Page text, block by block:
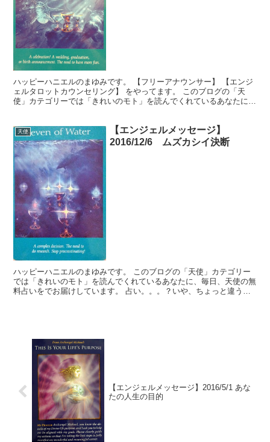
ハッピーハニエルのまゆみです。 【フリーアナウンサー】 【エンジ
ェルタロットカウンセリング】 をやってます。 このブログの「天
使」カテゴリーでは「きれいのモト」を読んでくれているあなたに、
天使
【エンジェルメッセージ】
2016/12/6 ムズカシイ決断
ハッピーハニエルのまゆみです。 このブログの「天使」カテゴリー
では「きれいのモト」を読んでくれているあなたに、毎日、天使の無
料占いをでお届けしています。 占い。。。？いや、ちょっと違うか
【エンジェルメッセージ】2016/5/1 あな
たの人生の目的